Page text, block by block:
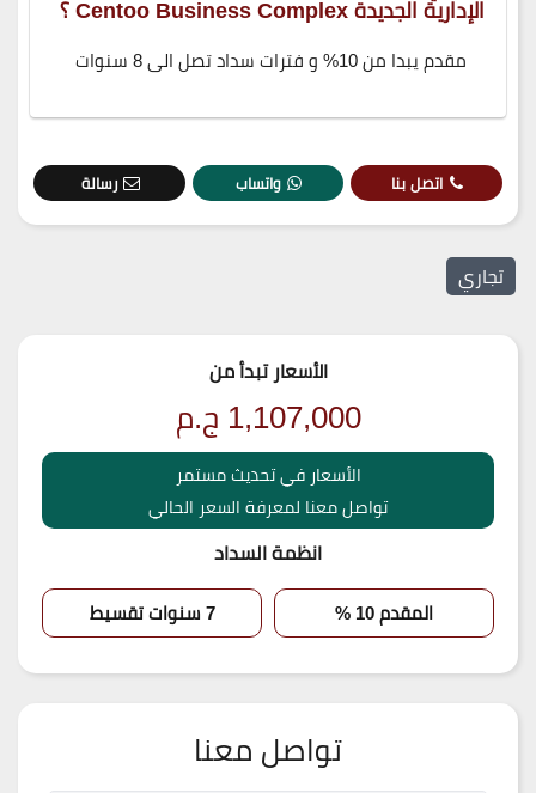
الإدارية الجديدة Centoo Business Complex ؟
مقدم يبدا من 10% و فترات سداد تصل الى 8 سنوات
اتصل بنا واتساب رسالة
تجاري
الأسعار تبدأ من
1,107,000 ج.م
الأسعار في تحديث مستمر
تواصل معنا لمعرفة السعر الحالي
انظمة السداد
المقدم 10 % 7 سنوات تقسيط
تواصل معنا